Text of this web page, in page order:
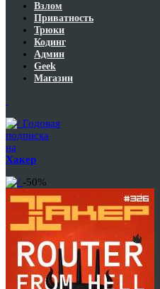
Взлом
Приватность
Трюки
Кодинг
Админ
Geek
Магазин
Годовая
подписка
на
Хакер
-50%